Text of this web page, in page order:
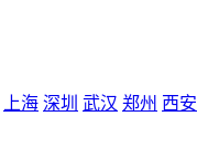
上海 深圳 武汉 郑州 西安